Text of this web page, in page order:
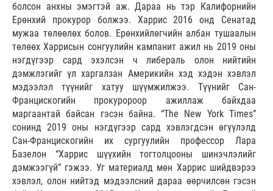
болсон анхны эмэгтэй аж. Дараа нь тэр Калифорнийн
Ерөнхий прокурор болжээ. Харрис 2016 онд Сенатад
мужаа төлөөлөх болов. Ерөнхийлөгчийн албан тушаалын
төлөөх Харрисын сонгуулийн кампанит ажил нь 2019 оны
нэгдүгээр сард эхэлсэн ч либераль олон нийтийн
дэмжлэгийг үл харгалзан Америкийн хэд хэдэн хэвлэл
мэдээлэл түүнийг хатуу шүүмжилжээ. Түүнийг Сан-
Францискогийн прокуророор ажиллаж байхдаа
маргаантай байсан гэсэн байна. “The New York Times”
сонинд 2019 оны нэгдүгээр сард хэвлэгдсэн өгүүлэлд
Сан-Францискогийн их сургуулийн профессор Лара
Базелон “Харрис шүүхийн тогтолцооны шинэчлэлийг
дэмжээгүй” гэжээ. Уг материалд мөн Харрис шийдвэрээ
хэвлэл, олон нийтэд мэдээлсний дараа өөрчилсөн гэсэн